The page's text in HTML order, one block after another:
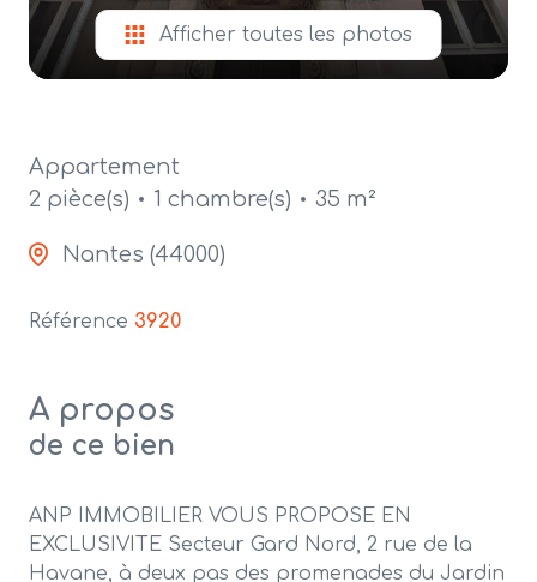
Afficher toutes les photos
Appartement
2 pièce(s)
1 chambre(s) 35 m²
Nantes (44000)
Référence 3920
A propos
de ce bien
ANP IMMOBILIER VOUS PROPOSE EN
EXCLUSIVITE Secteur Gard Nord, 2 rue de la
Havane, à deux pas des promenades du Jardin